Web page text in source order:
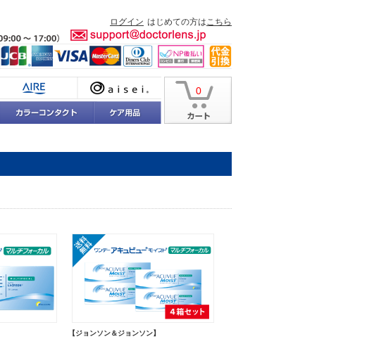
ログイン はじめての方はこちら
0
【ジョンソン＆ジョンソン】